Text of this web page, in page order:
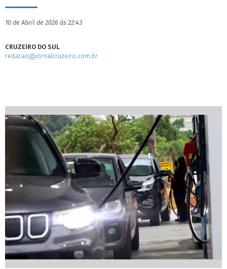
10 de Abril de 2026 às 22:43
CRUZEIRO DO SUL
redacao@jornalcruzeiro.com.br